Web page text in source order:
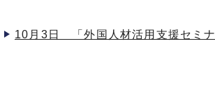
10月3日 「外国人材活用支援セミ